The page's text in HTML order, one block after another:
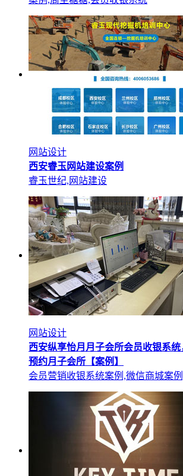
网站设计
西安睿玉网站建设案例
睿玉世纪,网站建设
网站设计
西安纵享怡月月子会所会员收银系
预约月子会所【案例】
会员营销收银系统案例,微信商城案